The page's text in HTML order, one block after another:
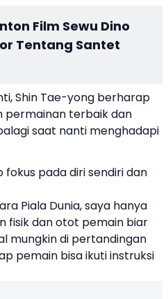
Film Sewu Dino
Tentang Santet
Shin Tae-yong berharap
permainan terbaik dan
saat nanti menghadapi
pada diri sendiri dan
Piala Dunia, saya hanya
fisik dan otot pemain biar
mungkin di pertandingan
pemain bisa ikuti instruksi